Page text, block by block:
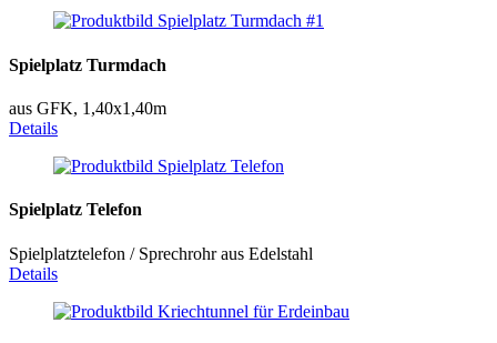
Spielplatz Turmdach
aus GFK, 1,40x1,40m
Details
Spielplatz Telefon
Spielplatztelefon / Sprechrohr aus Edelstahl
Details